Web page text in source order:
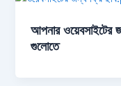
আপনার ওয়েবসাইটের
গুলোতে